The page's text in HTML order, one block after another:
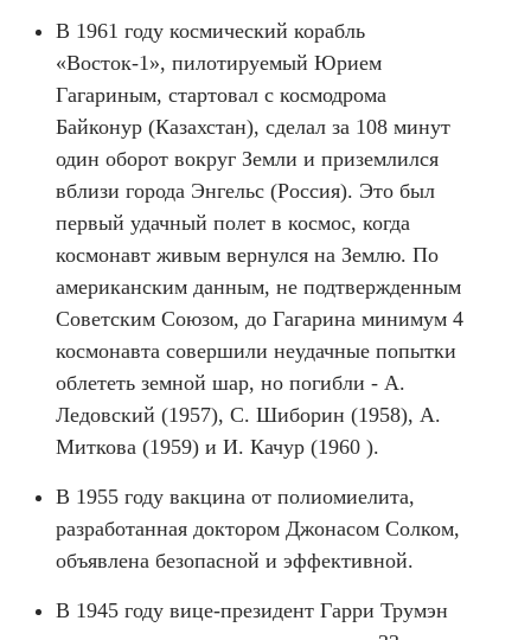
В 1961 году космический корабль
«Восток-1», пилотируемый Юрием
Гагариным, стартовал с космодрома
Байконур (Казахстан), сделал за 108 минут
один оборот вокруг Земли и приземлился
вблизи города Энгельс (Россия). Это был
первый удачный полет в космос, когда
космонавт живым вернулся на Землю. По
американским данным, не подтвержденным
Советским Союзом, до Гагарина минимум 4
космонавта совершили неудачные попытки
облететь земной шар, но погибли - А.
Ледовский (1957), С. Шиборин (1958), А.
Миткова (1959) и И. Качур (1960 ).
В 1955 году вакцина от полиомиелита,
разработанная доктором Джонасом Солком,
объявлена безопасной и эффективной.
В 1945 году вице-президент Гарри Трумэн